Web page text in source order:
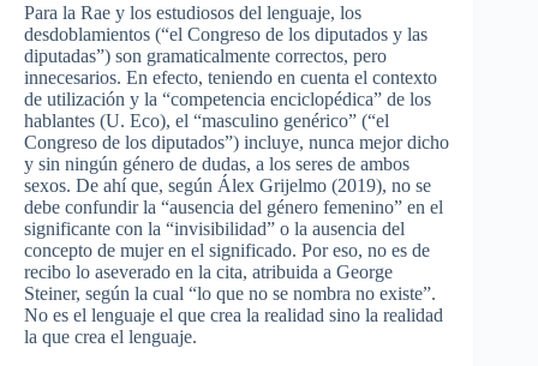
Para la Rae y los estudiosos del lenguaje, los
desdoblamientos (“el Congreso de los diputados y las
diputadas”) son gramaticalmente correctos, pero
innecesarios. En efecto, teniendo en cuenta el contexto
de utilización y la “competencia enciclopédica” de los
hablantes (U. Eco), el “masculino genérico” (“el
Congreso de los diputados”) incluye, nunca mejor dicho
y sin ningún género de dudas, a los seres de ambos
sexos. De ahí que, según Álex Grijelmo (2019), no se
debe confundir la “ausencia del género femenino” en el
significante con la “invisibilidad” o la ausencia del
concepto de mujer en el significado. Por eso, no es de
recibo lo aseverado en la cita, atribuida a George
Steiner, según la cual “lo que no se nombra no existe”.
No es el lenguaje el que crea la realidad sino la realidad
la que crea el lenguaje.